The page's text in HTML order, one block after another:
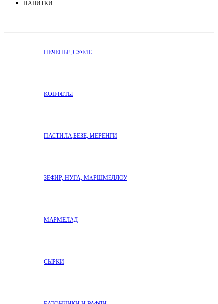
НАПИТКИ
ПЕЧЕНЬЕ, СУФЛЕ
КОНФЕТЫ
ПАСТИЛА,БЕЗЕ, МЕРЕНГИ
ЗЕФИР, НУГА, МАРШМЕЛЛОУ
МАРМЕЛАД
СЫРКИ